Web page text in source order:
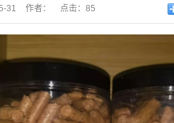
31 作者： 点击： 85